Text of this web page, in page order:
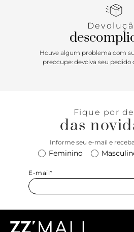
chinelo de dedo exibe todo o pé.
Houve algum problema com
preocupe: devolva seu
Fique por
das
Informe seu e-mail e
Feminino
E-mail*